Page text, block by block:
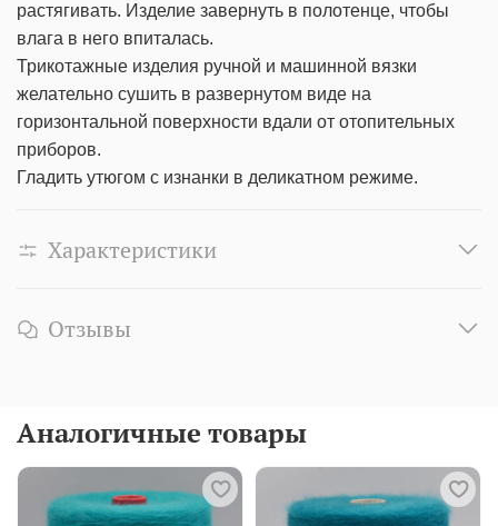
растягивать. Изделие завернуть в полотенце, чтобы
влага в него впиталась.
Трикотажные изделия ручной и машинной вязки
желательно сушить в развернутом виде на
горизонтальной поверхности вдали от отопительных
приборов.
Гладить утюгом с изнанки в деликатном режиме.
Характеристики
Отзывы
Аналогичные товары